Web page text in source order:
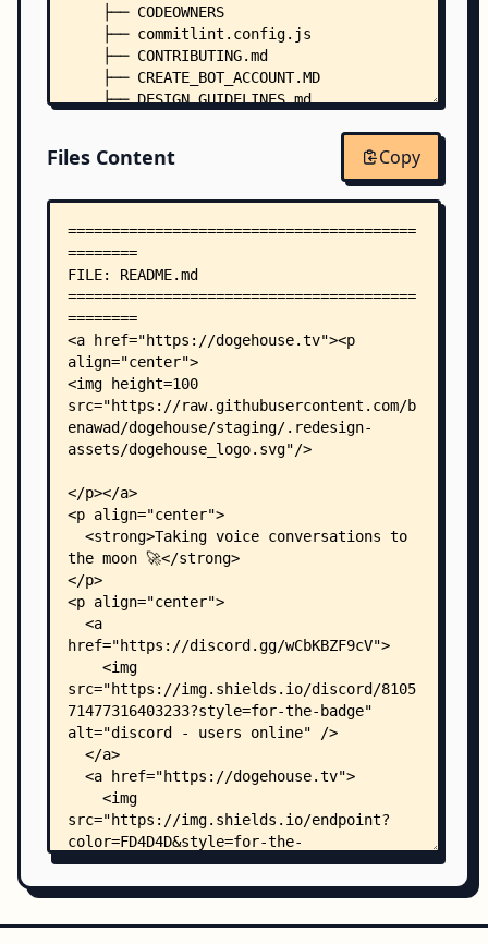
    ├── CODEOWNERS
    ├── commitlint.config.js
    ├── CONTRIBUTING.md
    ├── CREATE_BOT_ACCOUNT.MD
    ├── DESIGN_GUIDELINES.md
    ├── docker-compose.yml
    ├── HOW_TO_DEBUG_AUDIO.md
├──
    ├── LICENSE
    ├── package.json
    ├── run.ps1
    ├── run.sh
    ├── SECURITY.md
    ├── 🐕.🏠
    ├── .dockerignore
    ├── .editorconfig
    ├── .eslintignore
    ├── .prettierignore
    ├── .yarnrc.yml
    ├── baklava/
    │   ├── README.md
    │   ├── package.json
    │   ├── tsconfig.json
    │   ├── .yarnrc.yml
    │   ├── icons/
    │   │   └── icon.icns
    │   ├── locales/
    │   │   └── en/
    │   │       └── translate.json
    │   ├── resources/
    │   │   ├── overlay/
    │   │   │   ├── README.md
    │   │   │   ├── package.json
    │   │   │   ├── .yarnrc.yml
    │   │   │   ├── public/
    │   │   │   │   └── index.html
    │   │   │   └── src/
    │   │   │       ├── App.js
Files Content Copy